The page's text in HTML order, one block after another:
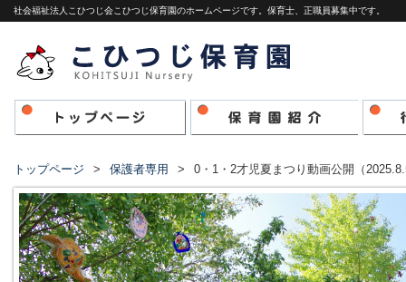
社会福祉法人こひつじ会こひつじ保育園のホームページです。保育士、正職員募集中です。
トップページ 保護者専用 0・1・2才児夏まつり動画公開（